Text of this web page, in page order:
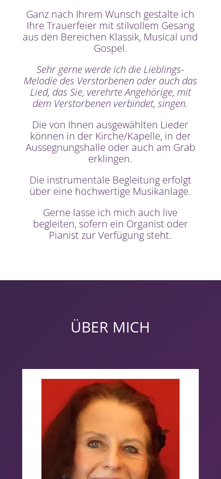
Ganz nach Ihrem Wunsch gestalte ich
Ihre Trauerfeier mit stilvollem Gesang
aus den Bereichen Klassik, Musical und
Gospel.
Sehr gerne werde ich die Lieblings-
Melodie des Verstorbenen oder auch das
Lied, das Sie, verehrte Angehörige, mit
dem Verstorbenen verbindet, singen.
Die von Ihnen ausgewählten Lieder
können in der Kirche/Kapelle, in der
Aussegnungshalle oder auch am Grab
erklingen.
Die instrumentale Begleitung erfolgt
über eine hochwertige Musikanlage.
Gerne lasse ich mich auch live
begleiten, sofern ein Organist oder
Pianist zur Verfügung steht.
ÜBER MICH